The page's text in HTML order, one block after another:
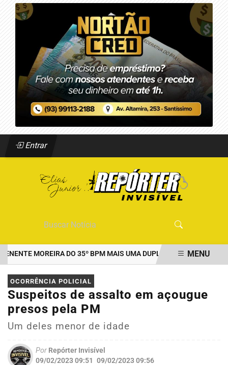
Entrar
MOREIRA DO 35º BPM MAIS UMA DUPLA PRESA POR TRÁFICO
EM ALTA
MENU
OCORRÊNCIA POLICIAL
Suspeitos de assalto em açougue
presos pela PM
Um deles menor de idade
Por Repórter Invisível
09/02/2023 09:51 09/02/2023 09:56